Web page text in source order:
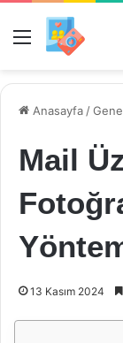
Menü
Anasayfa /
Mail
13 Kasım 2024